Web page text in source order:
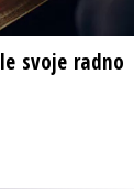
svoje radno